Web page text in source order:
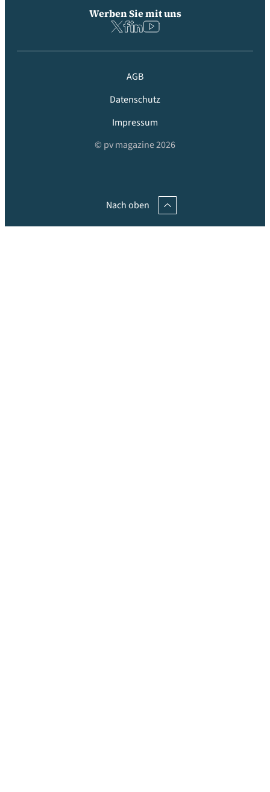
Werben Sie mit uns
AGB
Datenschutz
Impressum
© pv magazine 2026
Nach oben